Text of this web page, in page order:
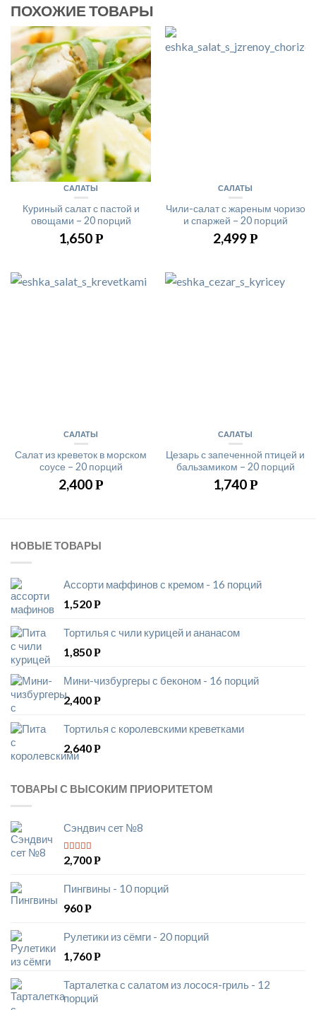
ПОХОЖИЕ ТОВАРЫ
САЛАТЫ
Куриный салат с пастой и
овощами – 20 порций
1,650Р
САЛАТЫ
Чили-салат с жареным чоризо
и спаржей – 20 порций
2,499Р
САЛАТЫ
Салат из креветок в морском
соусе – 20 порций
2,400Р
САЛАТЫ
Цезарь с запеченной птицей и
бальзамиком – 20 порций
1,740Р
НОВЫЕ ТОВАРЫ
Ассорти маффинов с кремом - 16 порций
1,520Р
Тортилья с чили курицей и ананасом
1,850Р
Мини-чизбургеры с беконом - 16 порций
2,400Р
Тортилья с королевскими креветками
2,640Р
ТОВАРЫ С ВЫСОКИМ ПРИОРИТЕТОМ
Сэндвич сет №8
5из 5
2,700Р
Пингвины - 10 порций
960Р
Рулетики из сёмги - 20 порций
1,760Р
Тарталетка с салатом из лосося-гриль - 12
порций